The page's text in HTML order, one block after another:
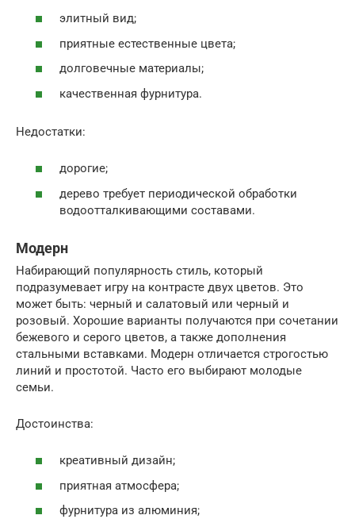
элитный вид;
приятные естественные цвета;
долговечные материалы;
качественная фурнитура.
Недостатки:
дорогие;
дерево требует периодической обработки
водоотталкивающими составами.
Модерн
Набирающий популярность стиль, который
подразумевает игру на контрасте двух цветов. Это
может быть: черный и салатовый или черный и
розовый. Хорошие варианты получаются при сочетании
бежевого и серого цветов, а также дополнения
стальными вставками. Модерн отличается строгостью
линий и простотой. Часто его выбирают молодые
семьи.
Достоинства:
креативный дизайн;
приятная атмосфера;
фурнитура из алюминия;